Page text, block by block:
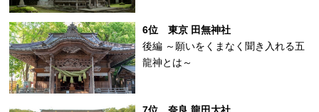
6位 東京 田無神社
後編 ～願いをくまなく聞き入れる五
龍神とは～